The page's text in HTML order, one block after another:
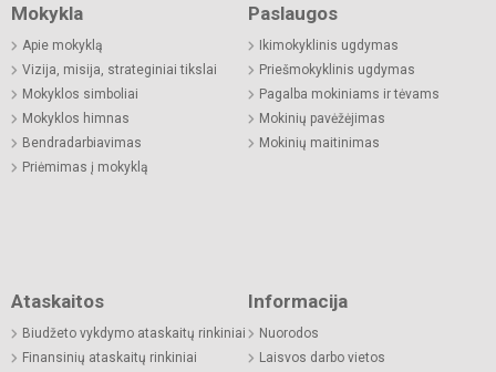
Mokykla
Apie mokyklą
Vizija, misija, strateginiai tikslai
Mokyklos simboliai
Mokyklos himnas
Bendradarbiavimas
Priėmimas į mokyklą
Paslaugos
Ikimokyklinis ugdymas
Priešmokyklinis ugdymas
Pagalba mokiniams ir tėvams
Mokinių pavėžėjimas
Mokinių maitinimas
Ataskaitos
Biudžeto vykdymo ataskaitų rinkiniai
Finansinių ataskaitų rinkiniai
Informacija
Nuorodos
Laisvos darbo vietos